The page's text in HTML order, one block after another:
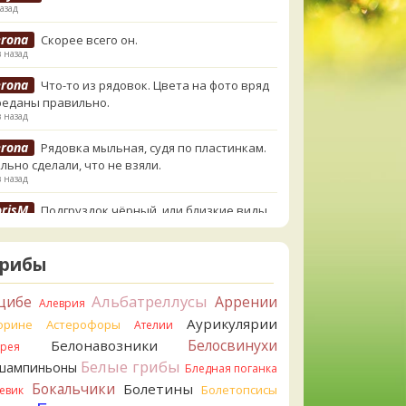
Скорее всего он.
назад
Что-то из рядовок. Цвета на фото вряд
правильно.
назад
Рядовка мыльная, судя по пластинкам.
сделали, что не взяли.
назад
Подгруздок чёрный, или близкие виды
назад
Вони не было, но вода и гриб при варке
желтеть. Выкинул. Большое спасибо.
Алеврия Альбатреллусы Аррении
Астерофоры Ателии Аурикулярии
Белонавозники Белосвинухи
Белые грибы Бледная поганка
Бокальчики Болетины Болетопсисы